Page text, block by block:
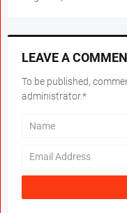
LEAVE A
To be published,
administrator.*